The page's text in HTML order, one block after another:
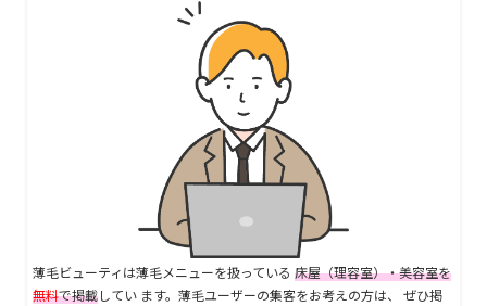
薄毛ビューティは薄毛メニューを扱っている 床屋（理容室）・美容室を
無料で掲載してい ます。薄毛ユーザーの集客をお考えの方は、 ぜひ掲